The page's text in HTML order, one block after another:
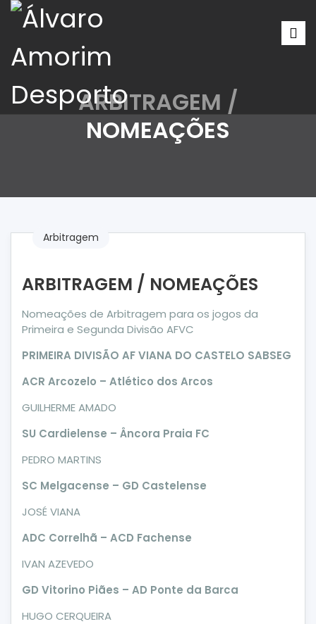
ARBITRAGEM /
NOMEAÇÕES
Arbitragem
ARBITRAGEM / NOMEAÇÕES
Nomeações de Arbitragem para os jogos da
Primeira e Segunda Divisão AFVC
PRIMEIRA DIVISÃO AF VIANA DO CASTELO SABSEG
ACR Arcozelo – Atlético dos Arcos
GUILHERME AMADO
SU Cardielense – Âncora Praia FC
PEDRO MARTINS
SC Melgacense – GD Castelense
JOSÉ VIANA
ADC Correlhã – ACD Fachense
IVAN AZEVEDO
GD Vitorino Piães – AD Ponte da Barca
HUGO CERQUEIRA